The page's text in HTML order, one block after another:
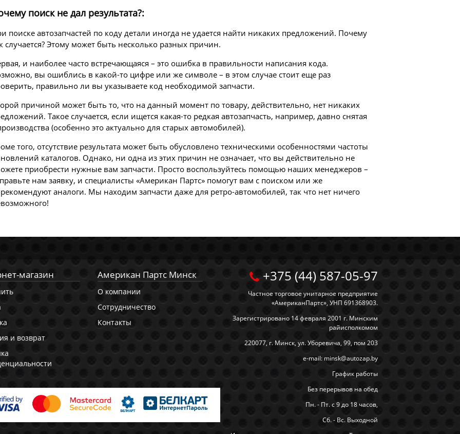
поиск не дал результата?:
поиске автозапчастей по коду детали иногда не удается найти никаких предложений. Почему
случается? Этому может быть несколько разных причин.
и наиболее часто встречающаяся – это ошибка в правильности написания кода.
вы ошиблись в какой-то цифре или же символе – в этом случае стоит еще раз
правильно ли вы указываете код необходимой запчасти.
причиной может быть то, что на данный момент по товару, действительно, нет никаких
Такое случается, если ищется какая-то редкая автозапчасть, например, давно снятая
(особенно это актуально для старых автомобилей).
того, отсутствие результата может быть обусловлено техническими особенностями частоты
каталогов. Однако, ни одна из этих причин не означает, что вы действительно не
приобрести нужные вам запчасти. Просто воспользуйтесь помощью наших менеджеров –
нам заявку, и специалисты «Американ Партс» помогут вам с поиском или же
аналоги. Мы находим запчасти даже для ретро-автомобилей, так что нет ничего
магазин
и возврат
Американ Партс Минск
О компании
Сотрудничество
Контакты
+375 (44) 587-05-97
Частное торговое унитарное предприятие
«АмериканПартс», УНП 691368903.
Зарегистрировано 14 февраля 2001 г. Минским
райисполкомом
220077, г. Минск, ул. Уборевича, 99, пом 203
e-mail: minsk@autozap.by
График работы
Без перерывов на обед
Пн. - Пт. с 9 до 18 часов,
Сб. - Вс. Выходной